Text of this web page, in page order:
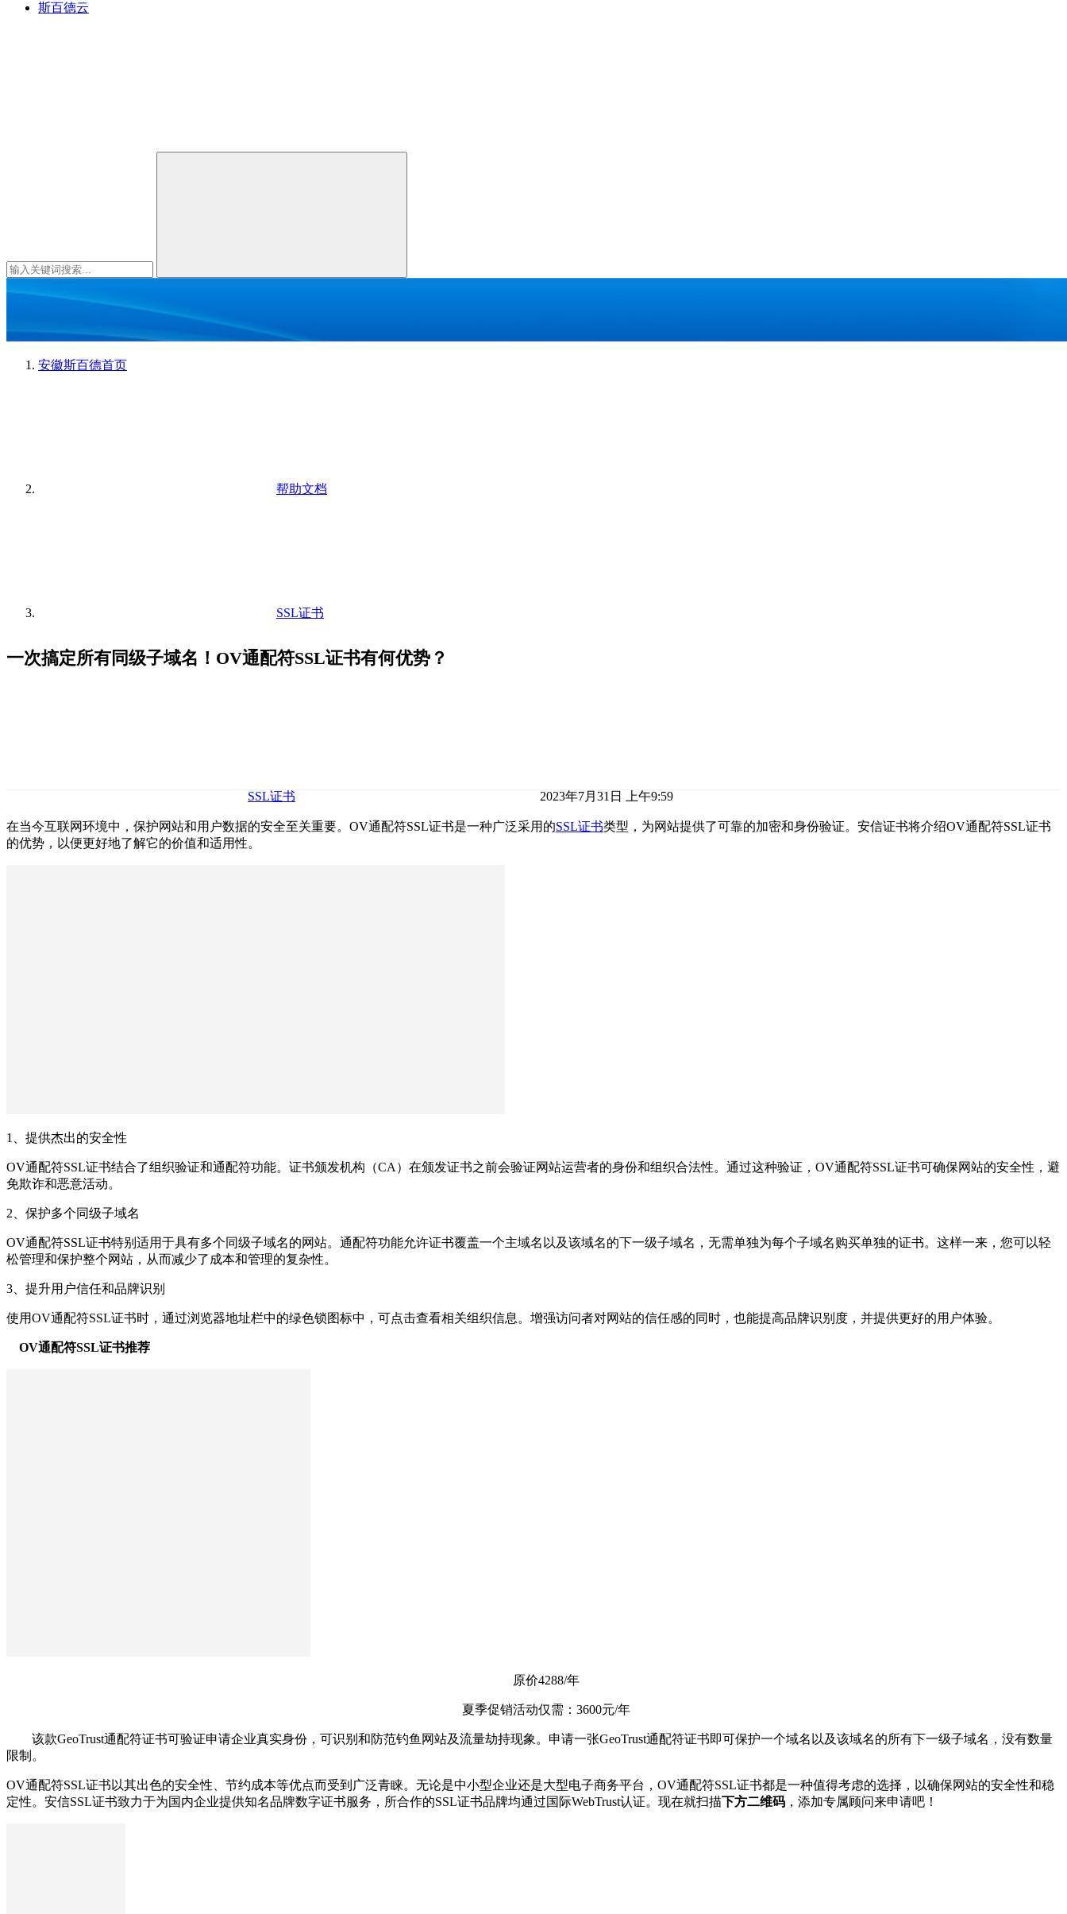
斯百德云
安徽斯百德首页
帮助文档
SSL证书
一次搞定所有同级子域名！OV通配符SSL证书有何优势？
SSL证书 2023年7月31日 上午9:59
在当今互联网环境中，保护网站和用户数据的安全至关重要。OV通配符SSL证书是一种广泛采用的SSL证书类型，为网站提供了可靠的加密和身份验证。安信证书将介绍OV通配符SSL证书
的优势，以便更好地了解它的价值和适用性。
1、提供杰出的安全性
OV通配符SSL证书结合了组织验证和通配符功能。证书颁发机构（CA）在颁发证书之前会验证网站运营者的身份和组织合法性。通过这种验证，OV通配符SSL证书可确保网站的安全性，避
免欺诈和恶意活动。
2、保护多个同级子域名
OV通配符SSL证书特别适用于具有多个同级子域名的网站。通配符功能允许证书覆盖一个主域名以及该域名的下一级子域名，无需单独为每个子域名购买单独的证书。这样一来，您可以轻
松管理和保护整个网站，从而减少了成本和管理的复杂性。
3、提升用户信任和品牌识别
使用OV通配符SSL证书时，通过浏览器地址栏中的绿色锁图标中，可点击查看相关组织信息。增强访问者对网站的信任感的同时，也能提高品牌识别度，并提供更好的用户体验。
OV通配符SSL证书推荐
原价4288/年
夏季促销活动仅需：3600元/年
该款GeoTrust通配符证书可验证申请企业真实身份，可识别和防范钓鱼网站及流量劫持现象。申请一张GeoTrust通配符证书即可保护一个域名以及该域名的所有下一级子域名，没有数量
限制。
OV通配符SSL证书以其出色的安全性、节约成本等优点而受到广泛青睐。无论是中小型企业还是大型电子商务平台，OV通配符SSL证书都是一种值得考虑的选择，以确保网站的安全性和稳
定性。安信SSL证书致力于为国内企业提供知名品牌数字证书服务，所合作的SSL证书品牌均通过国际WebTrust认证。现在就扫描 下方二维码 ，添加专属顾问来申请吧！